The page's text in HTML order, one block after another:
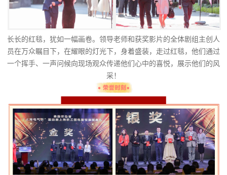
长长的红毯，犹如一幅画卷。领导老师和获奖影片的全体剧组主创人
员在万众瞩目下，在耀眼的灯光下，身着盛装，走过红毯，他们通过
一个挥手、一声问候向现场观众传递他们心中的喜悦，展示他们的风
采！